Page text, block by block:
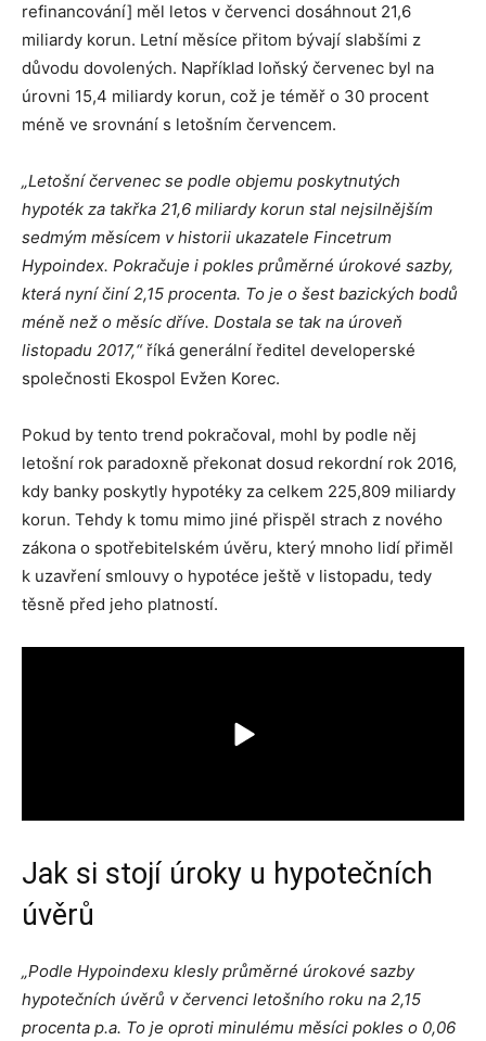
refinancování] měl letos v červenci dosáhnout 21,6
miliardy korun. Letní měsíce přitom bývají slabšími z
důvodu dovolených. Například loňský červenec byl na
úrovni 15,4 miliardy korun, což je téměř o 30 procent
méně ve srovnání s letošním červencem.
„Letošní červenec se podle objemu poskytnutých
hypoték za takřka 21,6 miliardy korun stal nejsilnějším
sedmým měsícem v historii ukazatele Fincetrum
Hypoindex. Pokračuje i pokles průměrné úrokové sazby,
která nyní činí 2,15 procenta. To je o šest bazických bodů
méně než o měsíc dříve. Dostala se tak na úroveň
listopadu 2017,“ říká generální ředitel developerské
společnosti Ekospol Evžen Korec.
Pokud by tento trend pokračoval, mohl by podle něj
letošní rok paradoxně překonat dosud rekordní rok 2016,
kdy banky poskytly hypotéky za celkem 225,809 miliardy
korun. Tehdy k tomu mimo jiné přispěl strach z nového
zákona o spotřebitelském úvěru, který mnoho lidí přiměl
k uzavření smlouvy o hypotéce ještě v listopadu, tedy
těsně před jeho platností.
Jak si stojí úroky u hypotečních
úvěrů
„Podle Hypoindexu klesly průměrné úrokové sazby
hypotečních úvěrů v červenci letošního roku na 2,15
procenta p.a. To je oproti minulému měsíci pokles o 0,06